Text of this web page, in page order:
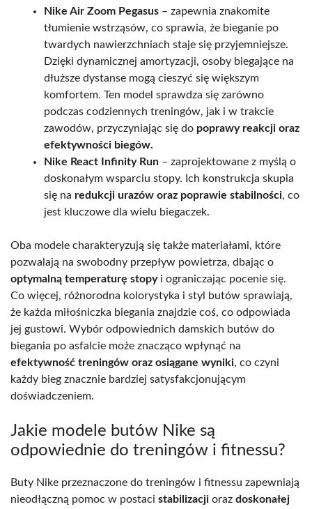
Nike Air Zoom Pegasus – zapewnia znakomite
tłumienie wstrząsów, co sprawia, że bieganie po
twardych nawierzchniach staje się przyjemniejsze.
Dzięki dynamicznej amortyzacji, osoby biegające na
dłuższe dystanse mogą cieszyć się większym
komfortem. Ten model sprawdza się zarówno
podczas codziennych treningów, jak i w trakcie
zawodów, przyczyniając się do poprawy reakcji oraz
efektywności biegów.
Nike React Infinity Run – zaprojektowane z myślą o
doskonałym wsparciu stopy. Ich konstrukcja skupia
się na redukcji urazów oraz poprawie stabilności, co
jest kluczowe dla wielu biegaczek.
Oba modele charakteryzują się także materiałami, które
pozwalają na swobodny przepływ powietrza, dbając o
optymalną temperaturę stopyi ograniczając pocenie się.
Co więcej, różnorodna kolorystyka i styl butów sprawiają,
że każda miłośniczka biegania znajdzie coś, co odpowiada
jej gustowi. Wybór odpowiednich damskich butów do
biegania po asfalcie może znacząco wpłynąć na
efektywność treningów oraz osiągane wyniki, co czyni
każdy bieg znacznie bardziej satysfakcjonującym
doświadczeniem.
Jakie modele butów Nike są
odpowiednie do treningów i fitnessu?
Buty Nike przeznaczone do treningów i fitnessu zapewniają
nieodłączną pomoc w postaci stabilizacji oraz doskonałej